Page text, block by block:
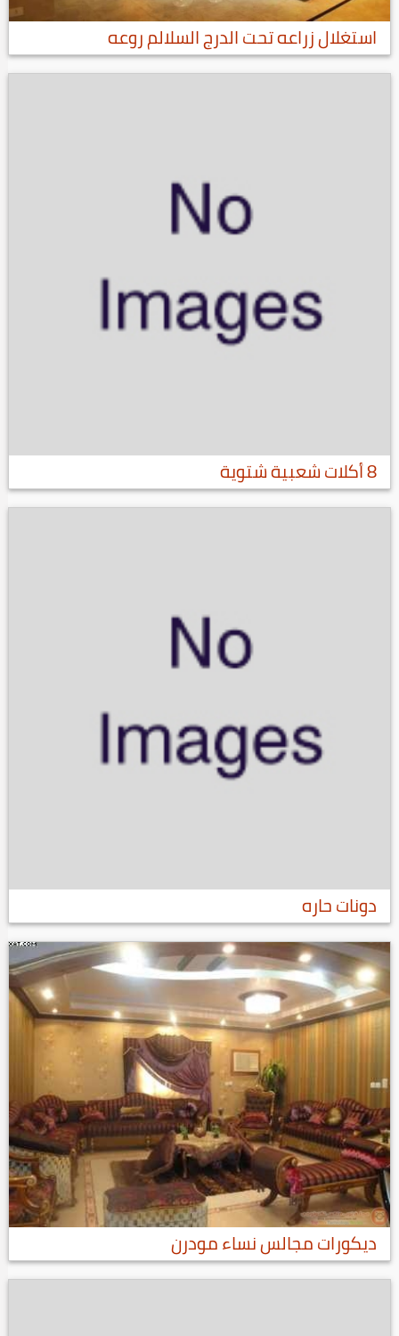
استغلال زراعه تحت الدرج السلالم روعه
8 أكلات شعبية شتوية
دونات حاره
ديكورات مجالس نساء مودرن